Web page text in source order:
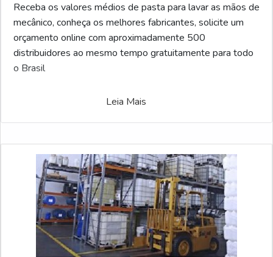
Receba os valores médios de pasta para lavar as mãos de
mecânico, conheça os melhores fabricantes, solicite um
orçamento online com aproximadamente 500
distribuidores ao mesmo tempo gratuitamente para todo
o Brasil
Leia Mais